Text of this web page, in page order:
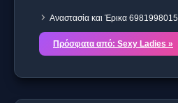
Αναστασία και Έρικα 6981998015
Πρόσφατα από: Sexy Ladies »